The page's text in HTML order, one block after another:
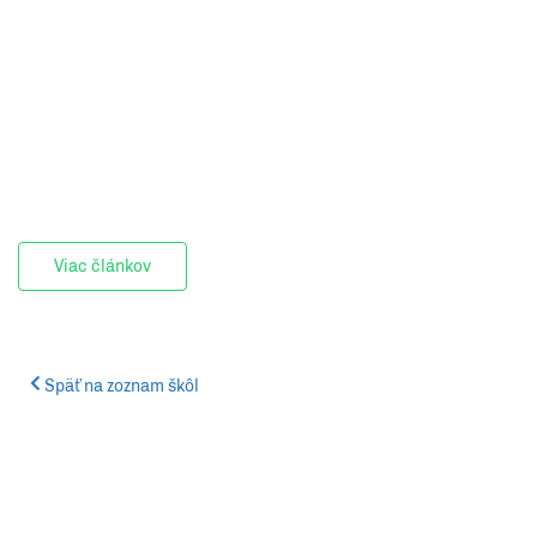
Viac článkov
Späť na zoznam škôl